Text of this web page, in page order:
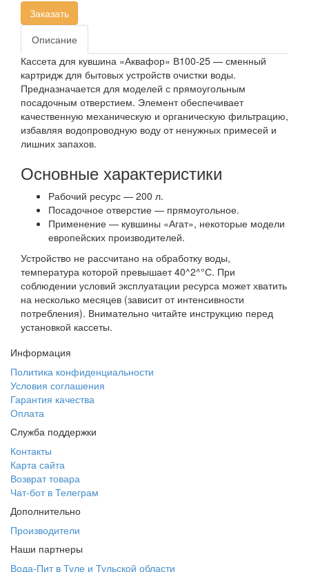
Заказать
Описание
Кассета для кувшина «Аквафор» В100-25 — сменный
картридж для бытовых устройств очистки воды.
Предназначается для моделей с прямоугольным
посадочным отверстием. Элемент обеспечивает
качественную механическую и органическую фильтрацию,
избавляя водопроводную воду от ненужных примесей и
лишних запахов.
Основные характеристики
Рабочий ресурс — 200 л.
Посадочное отверстие — прямоугольное.
Применение — кувшины «Агат», некоторые модели
европейских производителей.
Устройство не рассчитано на обработку воды,
температура которой превышает 40^2^°С. При
соблюдении условий эксплуатации ресурса может хватить
на несколько месяцев (зависит от интенсивности
потребления). Внимательно читайте инструкцию перед
установкой кассеты.
Информация
Политика конфиденциальности
Условия соглашения
Гарантия качества
Оплата
Служба поддержки
Контакты
Карта сайта
Возврат товара
Чат-бот в Телеграм
Дополнительно
Производители
Наши партнеры
Вода-Пит в Туле и Тульской области